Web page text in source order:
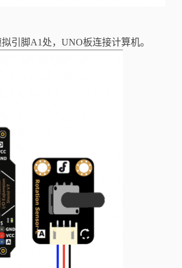
引脚A1处，UNO板连接计算机。